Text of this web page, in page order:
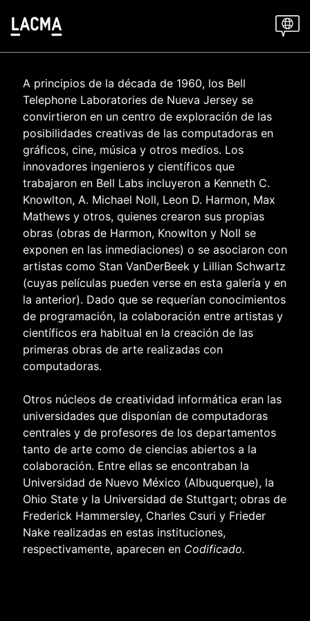
A principios de la década de 1960, los Bell
Telephone Laboratories de Nueva Jersey se
convirtieron en un centro de exploración de las
posibilidades creativas de las computadoras en
gráficos, cine, música y otros medios. Los
innovadores ingenieros y científicos que
trabajaron en Bell Labs incluyeron a Kenneth C.
Knowlton, A. Michael Noll, Leon D. Harmon, Max
Mathews y otros, quienes crearon sus propias
obras (obras de Harmon, Knowlton y Noll se
exponen en las inmediaciones) o se asociaron con
artistas como Stan VanDerBeek y Lillian Schwartz
(cuyas películas pueden verse en esta galería y en
la anterior). Dado que se requerían conocimientos
de programación, la colaboración entre artistas y
científicos era habitual en la creación de las
primeras obras de arte realizadas con
computadoras.
Otros núcleos de creatividad informática eran las
universidades que disponían de computadoras
centrales y de profesores de los departamentos
tanto de arte como de ciencias abiertos a la
colaboración. Entre ellas se encontraban la
Universidad de Nuevo México (Albuquerque), la
Ohio State y la Universidad de Stuttgart; obras de
Frederick Hammersley, Charles Csuri y Frieder
Nake realizadas en estas instituciones,
respectivamente, aparecen en Codificado.